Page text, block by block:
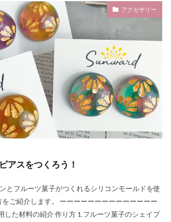
モールド No.4
ハンドメイドピアス
ビーズチェーン
ピアス
ピアスの作り方
モールド No.1
ナイトライト
ー
サンワード
・クリスマス7シェィプ
ジャンプリング・ゴールド 0.7×6mm
シルバー
シリコンモールド・サンタクロース
スノー６シェイプ
フォントD
アクセサリー
アスをつくろう！
とフルーツ菓子がつくれるシリコンモールドを使
ご紹介します。 ーーーーーーーーーーーーーー
した材料の紹介 作り方 1.フルーツ菓子のシェイプ